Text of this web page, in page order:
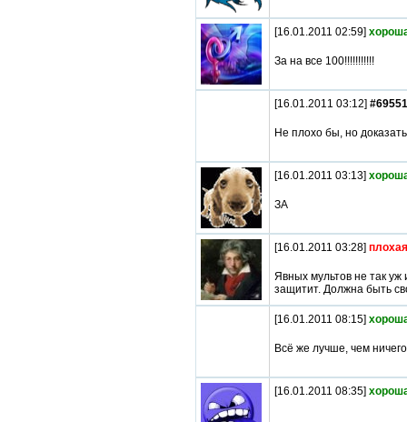
[16.01.2011 02:59]
За на все 100!!!!!!!!!!!
[16.01.2011 03:12]
Не плохо бы, но
[16.01.2011 03:13]
ЗА
[16.01.2011 03:28]
Явных мультов не так уж
защитит. Должна быть
[16.01.2011 08:15]
Всё же лучше, чем
[16.01.2011 08:35]